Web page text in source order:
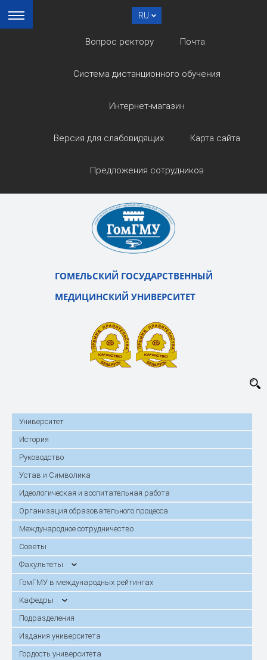
RU
Вопрос ректору Почта
Система дистанционного обучения
Интернет-магазин
Версия для слабовидящих Карта сайта
Предложения сотрудников
ГОМЕЛЬСКИЙ ГОСУДАРСТВЕННЫЙ
МЕДИЦИНСКИЙ УНИВЕРСИТЕТ
Университет
История
Руководство
Устав и Символика
Идеологическая и воспитательная работа
Организация образовательного процесса
Международное сотрудничество
Советы
Факультеты
ГомГМУ в международных рейтингах
Кафедры
Подразделения
Издания университета
Гордость университета